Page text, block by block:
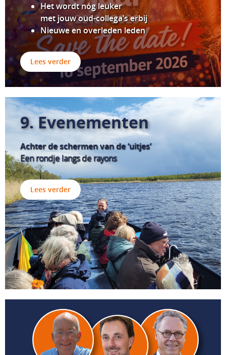
Het wordt nóg leuker
met jouw oud-collega’s erbij
Nieuwe en overleden leden
Lees verder
9. Evenementen
Achter de schermen van de ‘uitjes’
Een rondje langs de rayons
Lees verder